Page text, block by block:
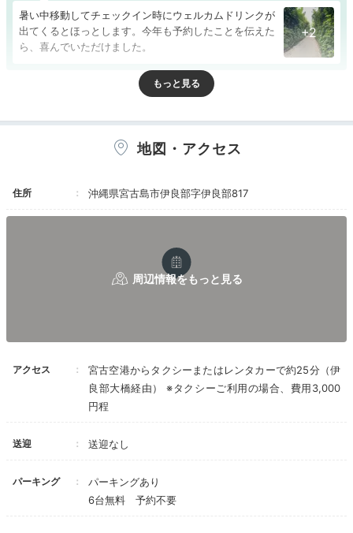
暑い中移動してチェックイン時にウェルカムドリンクが
出てくるとほっとします。今年も予約したことを伝えた
ら、喜んでいただけました。
+2
圧倒的な宮古ブルー
青の風景に心潤う客室
総面積330㎡と探索したくなる広さ。全室オーシャンビ
る爽やかな宮古ブルーに心が洗われます。ブルートゥー
スのスピーカー完備で音楽も楽しめますよ。
地図・アクセス
住所 沖縄県宮古島市伊良部字伊良部817
アクセス
宮古空港からタクシーまたはレンタカーで約25分（伊
良部大橋経由） ※タクシーご利用の場合、費用3,000
円程
送迎 送迎なし
パーキング
パーキングあり
6台無料 予約不要